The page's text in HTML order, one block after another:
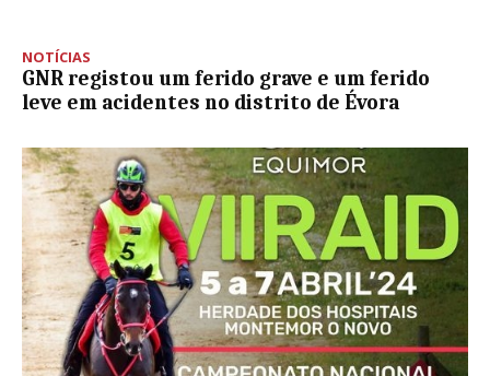
NOTÍCIAS
GNR registou um ferido grave e um ferido
leve em acidentes no distrito de Évora